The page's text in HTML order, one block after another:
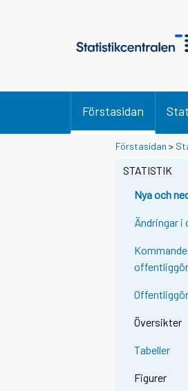
Förstasidan
Förstasidan >
STATISTIK
Nya och
Ändringar
Kommande
Översikter
Tabeller
Figurer